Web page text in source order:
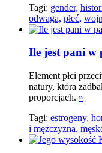
Tagi: gender,
odwaga, płeć,
Ile jest pani w
Element płci
natury, która
proporcjach. »
Tagi: estrogeny,
i mężczyzna,